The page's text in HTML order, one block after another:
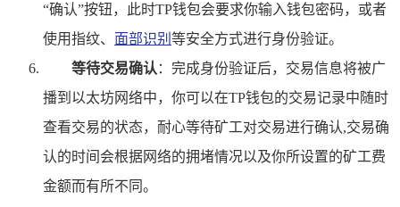
“确认”按钮，此时TP钱包会要求你输入钱包密码，或者
使用指纹、 面部识别 等安全方式进行身份验证。
等待交易确认 ：完成身份验证后，交易信息将被广
播到以太坊网络中，你可以在TP钱包的交易记录中随时
查看交易的状态，耐心等待矿工对交易进行确认,交易确
认的时间会根据网络的拥堵情况以及你所设置的矿工费
金额而有所不同。